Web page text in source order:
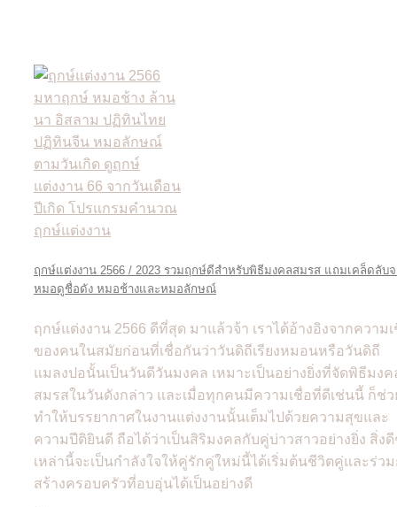
ฤกษ์แต่งงาน 2566 / 2023 รวมฤกษ์ดีสำหรับพิธีมงคลสมรส แถมเคล็ดลับ
หมอดูชื่อดัง หมอช้างและหมอลักษณ์
ฤกษ์แต่งงาน 2566 ดีที่สุด มาแล้วจ้า เราได้อ้างอิงจากความ
ของคนในสมัยก่อนที่เชื่อกันว่าวันดิถีเรียงหมอนหรือวันดิถี
แมลงปอนั้นเป็นวันดีวันมงคล เหมาะเป็นอย่างยิ่งที่จัดพิธีมงค
สมรสในวันดังกล่าว และเมื่อทุกคนมีความเชื่อที่ดีเช่นนี้ ก็ช่ว
ทำให้บรรยากาศในงานแต่งงานนั้นเต็มไปด้วยความสุขและ
ความปีติยินดี ถือได้ว่าเป็นสิริมงคลกับคู่บ่าวสาวอย่างยิ่ง สิ่งดี
เหล่านี้จะเป็นกำลังใจให้คู่รักคู่ใหม่นี้ได้เริ่มต้นชีวิตคู่และร่ว
สร้างครอบครัวที่อบอุ่นได้เป็นอย่างดี